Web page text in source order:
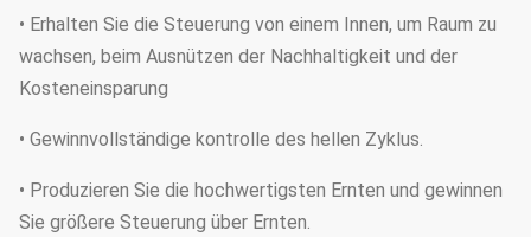
• Erhalten Sie die Steuerung von einem Innen, um Raum zu
wachsen, beim Ausnützen der Nachhaltigkeit und der
Kosteneinsparung
• Gewinnvollständige kontrolle des hellen Zyklus.
• Produzieren Sie die hochwertigsten Ernten und gewinnen
Sie größere Steuerung über Ernten.